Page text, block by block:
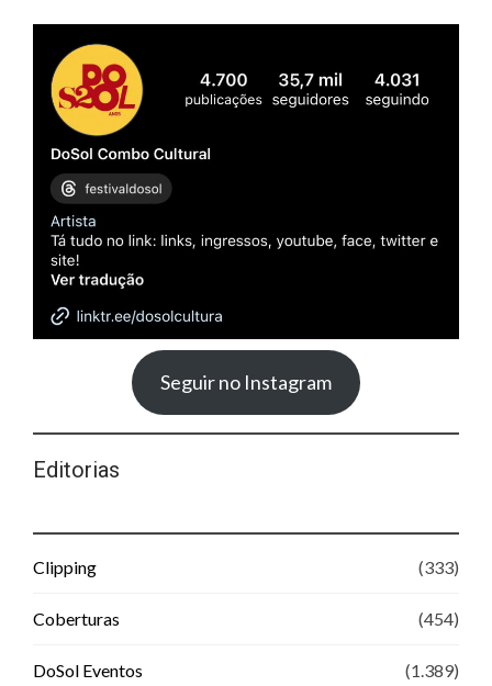
Seguir no Instagram
Editorias
Clipping (333)
Coberturas (454)
DoSol Eventos (1.389)